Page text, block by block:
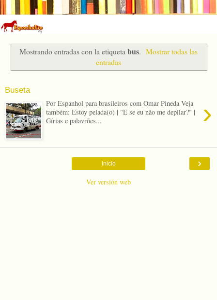
Mostrando entradas con la etiquetabus. Mostrar todas las
entradas
Buseta
›
Por Espanhol para brasileiros com Omar Pineda Veja
também: Estoy pelada(o) | "E se eu não me depilar?" |
Gírias e palavrões...
›
Inicio
Ver versión web